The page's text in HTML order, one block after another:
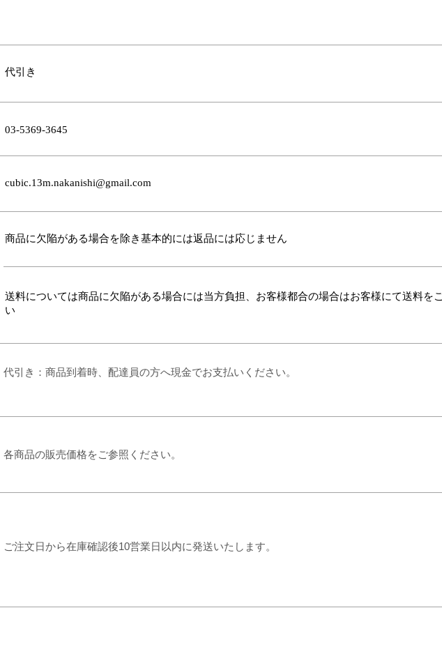
​代引き
03-5369-3645
cubic.13m.nakanishi@gmail.com
​商品に欠陥がある場合を除き基本的には返品には応じません
送料については商品に欠陥がある場合には当方負担、お客様都合の場合はお客様にて送料を
い
​​代引き：商品到着時、配達員の方へ現金でお支払いください。
​各商品の販売価格をご参照ください。
​ご注文日から在庫確認後10営業日以内に発送いたします。